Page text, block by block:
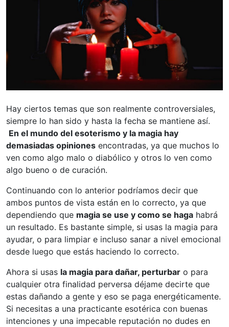
Hay ciertos temas que son realmente controversiales,
siempre lo han sido y hasta la fecha se mantiene así.
En el mundo del esoterismo y la magia hay
demasiadas opiniones encontradas, ya que muchos lo
ven como algo malo o diabólico y otros lo ven como
algo bueno o de curación.
Continuando con lo anterior podríamos decir que
ambos puntos de vista están en lo correcto, ya que
dependiendo que magia se use y como se haga habrá
un resultado. Es bastante simple, si usas la magia para
ayudar, o para limpiar e incluso sanar a nivel emocional
desde luego que estás haciendo lo correcto.
Ahora si usas la magia para dañar, perturbar o para
cualquier otra finalidad perversa déjame decirte que
estas dañando a gente y eso se paga energéticamente.
Si necesitas a una practicante esotérica con buenas
intenciones y una impecable reputación no dudes en